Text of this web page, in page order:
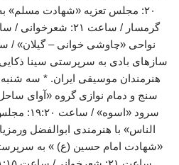
۲۰: مجلس تعزیه «شهادت مسلم»
سرود
«شهادت امام حسین (ع) » به